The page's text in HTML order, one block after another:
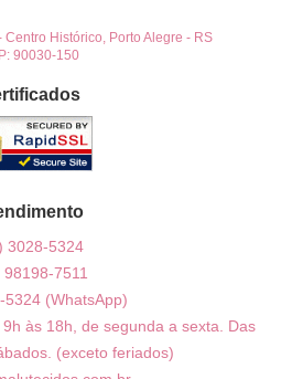
Centro Histórico, Porto Alegre - RS
90030-150
3028-5324
98198-7511
5324 (WhatsApp)
às 18h, de segunda a sexta. Das
(exceto feriados)